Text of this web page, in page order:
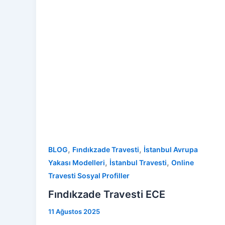
BLOG, Fındıkzade Travesti, İstanbul Avrupa
Yakası Modelleri, İstanbul Travesti, Online
Travesti Sosyal Profiller
Fındıkzade Travesti ECE
11 Ağustos 2025